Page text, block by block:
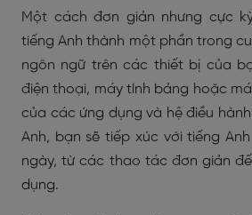
Một cách đơn giản nhưng cực
tiếng Anh thành một phần trong
ngôn ngữ trên các thiết bị của
điện thoại, máy tính bảng hoặc
của các ứng dụng và hệ điều
Anh, bạn sẽ tiếp xúc với tiếng
ngày, từ các thao tác đơn giản
dụng.